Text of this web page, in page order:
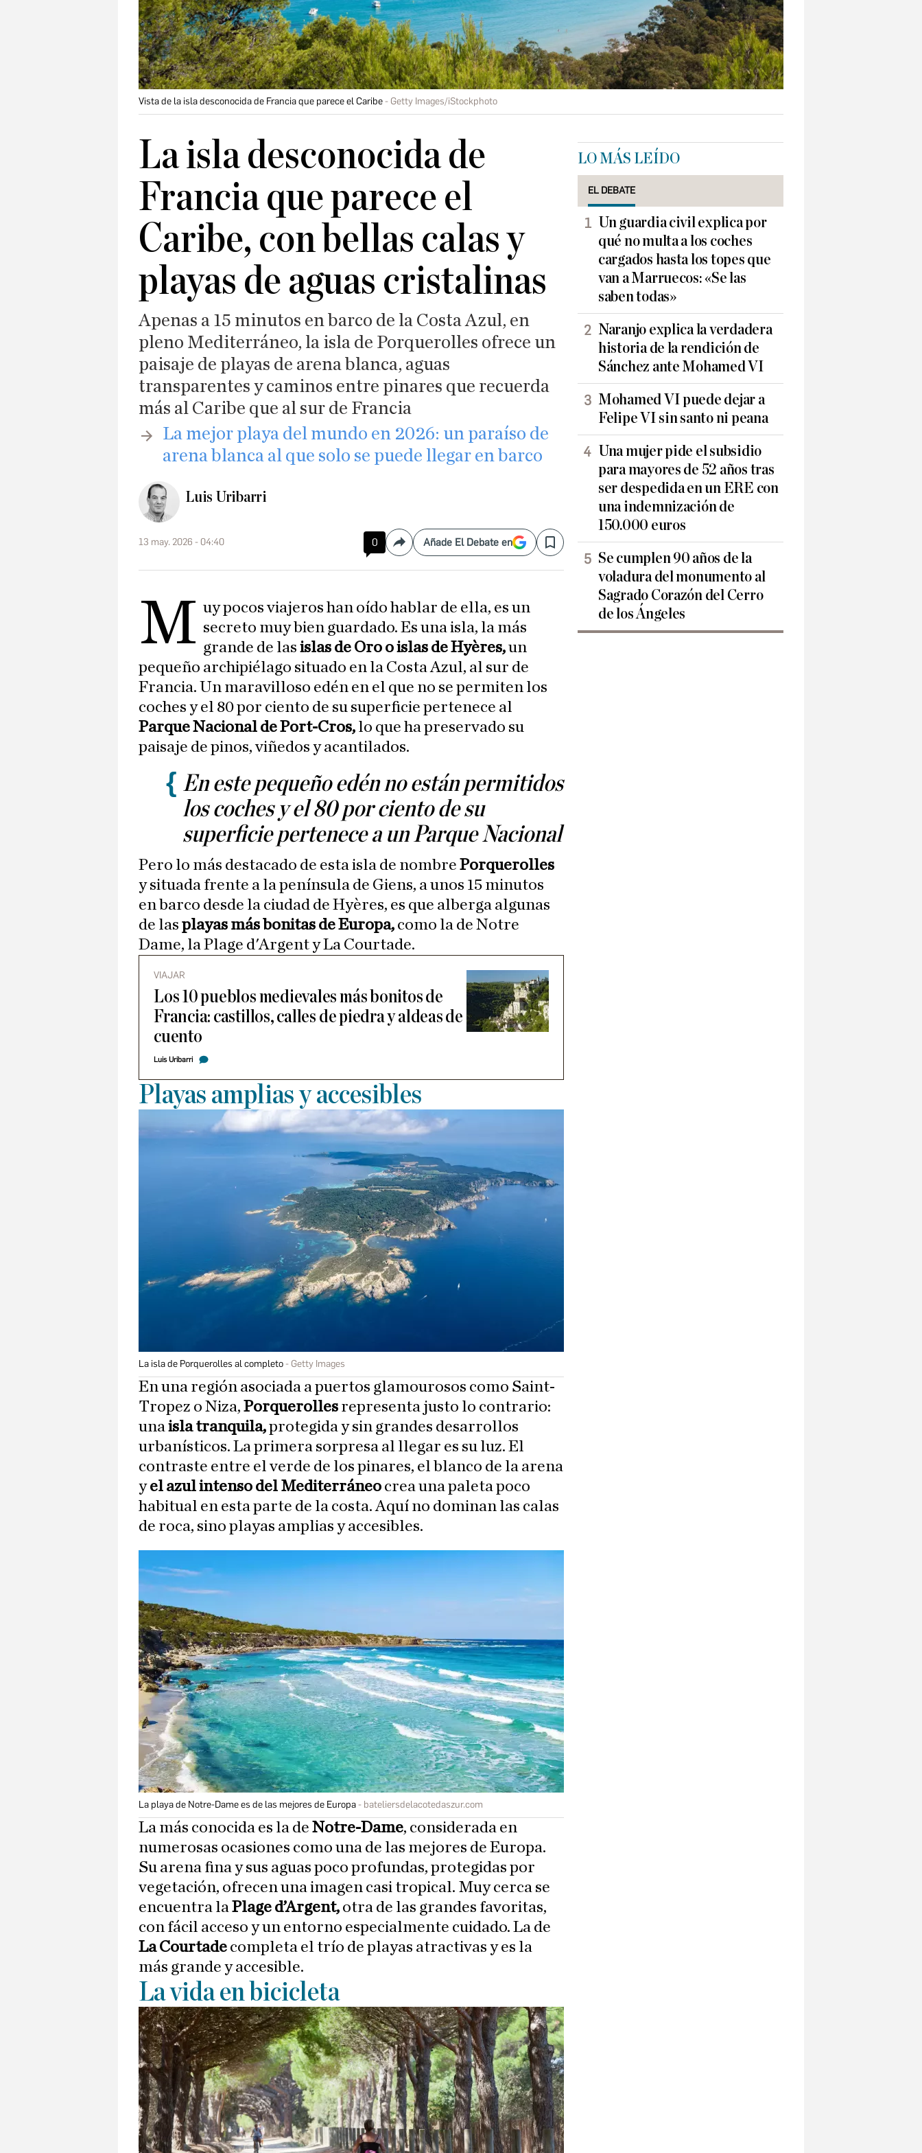
Vista de la isla desconocida de Francia que parece el Caribe Getty Images/iStockphoto
La isla desconocida de
Francia que parece el
Caribe, con bellas calas y
playas de aguas cristalinas
Apenas a 15 minutos en barco de la Costa Azul, en
pleno Mediterráneo, la isla de Porquerolles ofrece un
paisaje de playas de arena blanca, aguas
transparentes y caminos entre pinares que recuerda
más al Caribe que al sur de Francia
​La mejor playa del mundo en 2026: un paraíso de
arena blanca al que solo se puede llegar en barco
Luis Uribarri
13 may. 2026 - 04:40 0 CompartirAñade El Debate en Save
M uy pocos viajeros han oído hablar de ella, es un
secreto muy bien guardado. Es una isla, la más
grande de lasislas de Oro o islas de Hyères,un
pequeño archipiélago situado en la Costa Azul, al sur de
Francia. Un maravilloso edén en el que no se permiten los
coches y el 80 por ciento de su superficie pertenece al
Parque Nacional de Port-Cros, lo que ha preservado su
paisaje de pinos, viñedos y acantilados.
En este pequeño edén no están permitidos
los coches y el 80 por ciento de su
superficie pertenece a un Parque Nacional
Pero lo más destacado de esta isla de nombre Porquerolles
y situada frente a la península de Giens, a unos 15 minutos
en barco desde la ciudad de Hyères, es que alberga algunas
de las playas más bonitas de Europa, como la de Notre
Dame, la Plage d'Argent y La Courtade.
VIAJAR
Los 10 pueblos medievales más bonitos de
Francia: castillos, calles de piedra y aldeas de
cuento
Luis Uribarri
Playas amplias y accesibles
La isla de Porquerolles al completo Getty Images
En una región asociada a puertos glamourosos como Saint-
Tropez o Niza, Porquerolles representa justo lo contrario:
unaisla tranquila,protegida y sin grandes desarrollos
urbanísticos. La primera sorpresa al llegar es su luz. El
contraste entre el verde de los pinares, el blanco de la arena
yel azul intenso del Mediterráneo crea una paleta poco
habitual en esta parte de la costa. Aquí no dominan las calas
de roca, sino playas amplias y accesibles.
La playa de Notre-Dame es de las mejores de Europa bateliersdelacotedaszur.com
La más conocida es la de Notre-Dame, considerada en
numerosas ocasiones como una de las mejores de Europa.
Su arena fina y sus aguas poco profundas, protegidas por
vegetación, ofrecen una imagen casi tropical. Muy cerca se
encuentra laPlage d’Argent, otra de las grandes favoritas,
con fácil acceso y un entorno especialmente cuidado. La de
La Courtade completa el trío de playas atractivas y es la
más grande y accesible.
La vida en bicicleta
LO MÁS LEÍDO
EL DEBATE
Un guardia civil explica por
qué no multa a los coches
cargados hasta los topes que
van a Marruecos: «Se las
saben todas»
Naranjo explica la verdadera
historia de la rendición de
Sánchez ante Mohamed VI
Mohamed VI puede dejar a
Felipe VI sin santo ni peana
Una mujer pide el subsidio
para mayores de 52 años tras
ser despedida en un ERE con
una indemnización de
150.000 euros
Se cumplen 90 años de la
voladura del monumento al
Sagrado Corazón del Cerro
de los Ángeles